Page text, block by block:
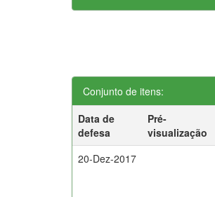
Conjunto de itens:
Data de
defesa
Pré-
visualização
20-Dez-2017